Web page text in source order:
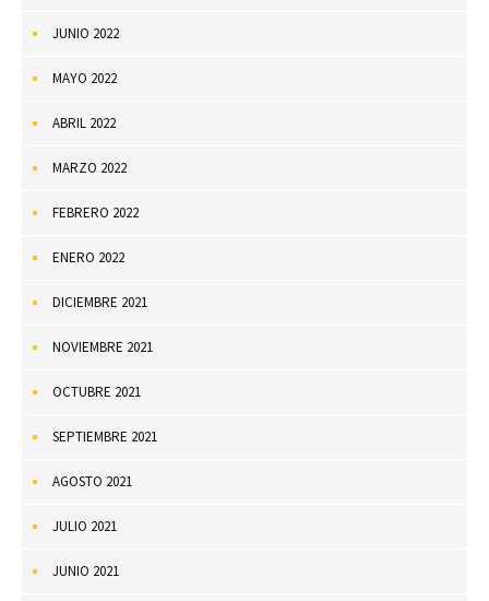
JUNIO 2022
MAYO 2022
ABRIL 2022
MARZO 2022
FEBRERO 2022
ENERO 2022
DICIEMBRE 2021
NOVIEMBRE 2021
OCTUBRE 2021
SEPTIEMBRE 2021
AGOSTO 2021
JULIO 2021
JUNIO 2021